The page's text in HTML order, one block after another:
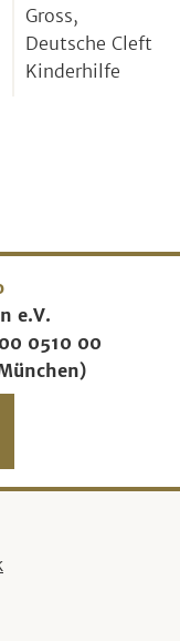
Gross,
Deutsche Cleft
Kinderhilfe
e.V.
0510 00